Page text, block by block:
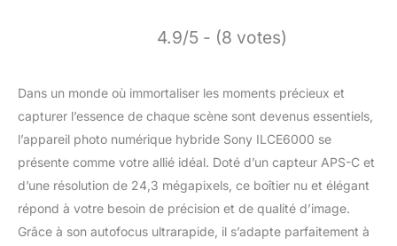
4.9/5 - (8 votes)
Dans un monde où immortaliser les moments précieux et
capturer l’essence de chaque scène sont devenus essentiels,
l’appareil photo numérique hybride Sony ILCE6000 se
présente comme votre allié idéal. Doté d’un capteur APS-C et
d’une résolution de 24,3 mégapixels, ce boîtier nu et élégant
répond à votre besoin de précision et de qualité d’image.
Grâce à son autofocus ultrarapide, il s’adapte parfaitement à